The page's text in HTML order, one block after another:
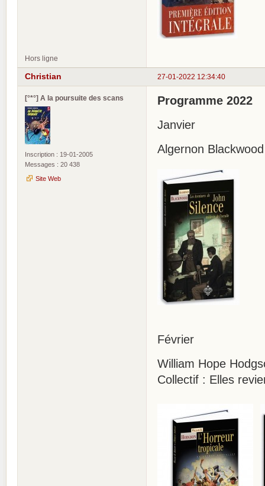
Hors ligne
27-01-2022 12:34:40
Christian
[°*°] A la poursuite des scans
Inscription : 19-01-2005
Messages : 20 438
Site Web
Programme 2022
Janvier
Algernon
Février
William Hope
Collectif : Elles